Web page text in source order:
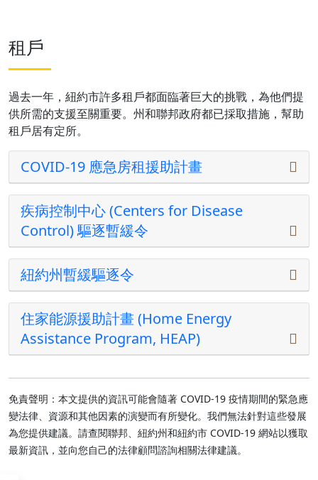
租戶
過去一年，紐約市許多租戶都面臨著巨大的挑戰，為他們提
供所需的支援至關重要。州和聯邦政府都已採取措施，幫助
租戶居有定所。
COVID-19 應急房租援助計畫
疾病控制中心 (Centers for Disease
Control) 驅逐暫緩令
紐約州暫緩驅逐令
住家能源援助計畫 (Home Energy
Assistance Program, HEAP)
免責聲明：本文提供的資訊可能會隨著 COVID-19 疫情期間的緊急應
變法律、資源和其他因素的演變而有所變化。我們無法針對這些發展
為您提供建議。請查閱聯邦、紐約州和紐約市 COVID-19 網站以獲取
最新資訊，並向您自己的法律顧問諮詢相關法律建議。